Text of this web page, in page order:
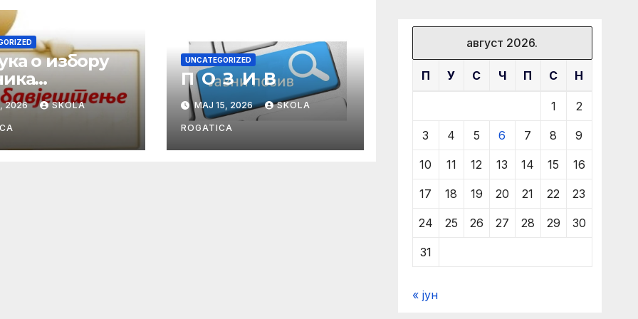
о избору
у
2026. години
2026 SKOLA
UNCATEGORIZED
П О З И В
МАЈ 15, 2026 SKOLA
ROGATICA
август 2026.
П У С Ч П С Н
1 2
3 4 5 6 7 8 9
10 11 12 13 14 15 16
17 18 19 20 21 22 23
24 25 26 27 28 29 30
31
« јун